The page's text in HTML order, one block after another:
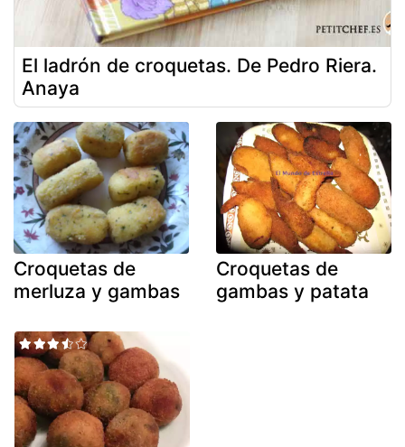
El ladrón de croquetas. De Pedro Riera.
Anaya
Croquetas de
merluza y gambas
Croquetas de
gambas y patata